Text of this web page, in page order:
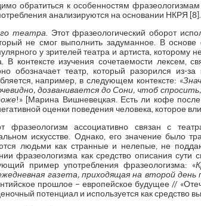
обратиться к особенностям
анализируются на основании НКРЯ [8].
театра . Этот фразеологический оборот
не смог выполнить задуманное. В основе
у зрителей театра и артиста, которому
В контексте изучения сочетаемости лексем,
обозначает театр, который разорился из-
например, в следующем контексте: «
дозванивается до Сони, чтоб
!» [Марина Вишневецкая. Есть ли кофе
оценки поведения человека, которое
фразеологизм ассоциативно связан с
искусстве. Однако, его значение было
людьми как странные и нелепые, не
фразеологизма как средство описания
пример употребления фразеологизма: «
газета, приходящая на второй день
прошлое – европейское будущее //
потенциал и используется как средство